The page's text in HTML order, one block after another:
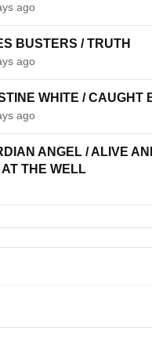
ago
BUSTERS / TRUTH
ago
WHITE / CAUGHT
ago
ANGEL / ALIVE
THE WELL